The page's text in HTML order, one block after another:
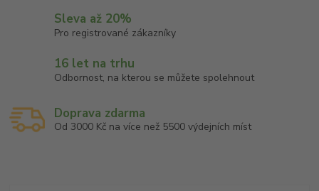
Sleva až 20%
Pro registrované zákazníky
16 let na trhu
Odbornost, na kterou se můžete spolehnout
Doprava zdarma
Od 3000 Kč na více než 5500 výdejních míst